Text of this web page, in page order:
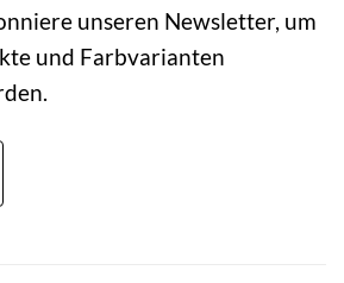
unseren Newsletter, um
und Farbvarianten